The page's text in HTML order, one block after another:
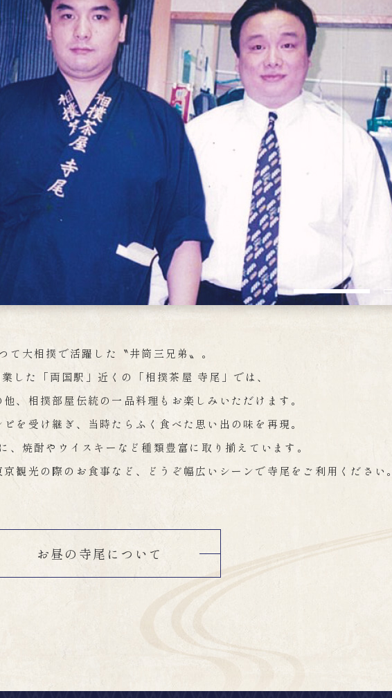
て大相撲で活躍した〝井筒三兄弟〟。
した「両国駅」近くの「相撲茶屋 寺尾」では、
、相撲部屋伝統の一品料理もお楽しみいただけます。
を受け継ぎ、当時たらふく食べた思い出の味を再現。
、焼酎やウイスキーなど種類豊富に取り揃えています。
観光の際のお食事など、どうぞ幅広いシーンで寺尾をご利用ください。
お昼の寺尾について